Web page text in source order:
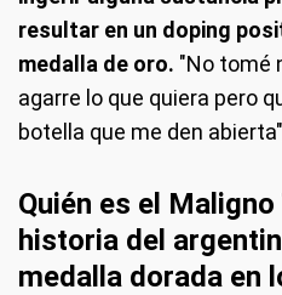
resultar en un doping
medalla de oro. "No tomé
agarre lo que quiera pero
botella que me den
Quién es el
historia del
medalla dorada en